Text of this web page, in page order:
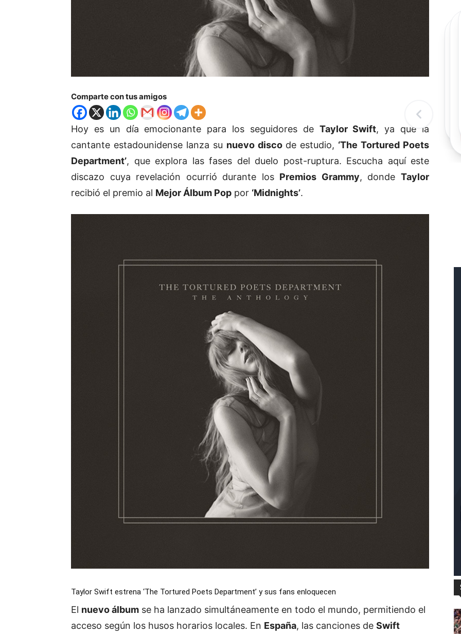
Comparte con tus amigos
Hoy es un día emocionante para los seguidores de Taylor Swift, ya que la
cantante estadounidense lanza su nuevo discode estudio, ‘The Tortured Poets
Department’, que explora las fases del duelo post-ruptura. Escucha aquí este
discazo cuya revelación ocurrió durante los Premios Grammy, dondeTaylor
recibió el premio al Mejor Álbum Pop por ‘Midnights’.
Taylor Swift estrena ‘The Tortured Poets Department’ y sus fans enloquecen
El nuevo álbum se ha lanzado simultáneamente en todo el mundo, permitiendo el
acceso según los husos horarios locales. En España, las canciones de Swift